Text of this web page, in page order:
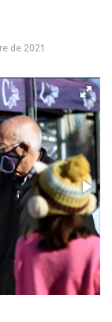
de 2021